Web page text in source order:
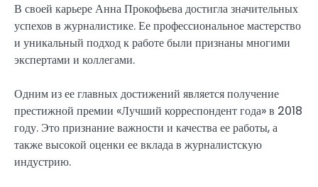
В своей карьере Анна Прокофьева достигла значительных
успехов в журналистике. Ее профессиональное мастерство
и уникальный подход к работе были признаны многими
экспертами и коллегами.
Одним из ее главных достижений является получение
престижной премии «Лучший корреспондент года» в 2018
году. Это признание важности и качества ее работы, а
также высокой оценки ее вклада в журналистскую
индустрию.